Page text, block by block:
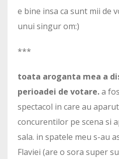
e bine insa ca sunt mii de
unui singur om:)
***
toata aroganta mea a
perioadei de votare.a
spectacol in care au
concurentilor pe scena si
sala. in spatele meu s-au
Flaviei (are o sora super